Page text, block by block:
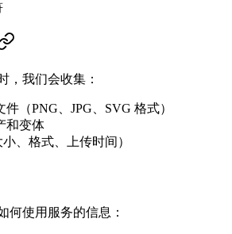
，我们会收集：
（PNG、JPG、SVG 格式）
和变体
、格式、上传时间）
何使用服务的信息：